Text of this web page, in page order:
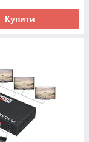
Купити